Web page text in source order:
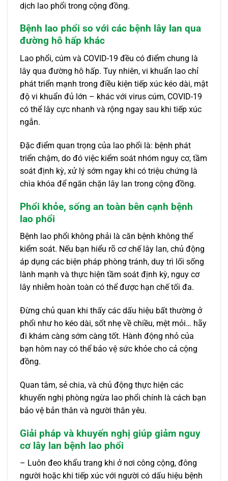
dịch lao phổi trong cộng đồng.
Bệnh lao phổi so với các bệnh lây lan qua
đường hô hấp khác
Lao phổi, cúm và COVID-19 đều có điểm chung là
lây qua đường hô hấp. Tuy nhiên, vi khuẩn lao chỉ
phát triển mạnh trong điều kiện tiếp xúc kéo dài, mật
độ vi khuẩn đủ lớn – khác với virus cúm, COVID-19
có thể lây cực nhanh và rộng ngay sau khi tiếp xúc
ngắn.
Đặc điểm quan trọng của lao phổi là: bệnh phát
triển chậm, do đó việc kiểm soát nhóm nguy cơ, tầm
soát định kỳ, xử lý sớm ngay khi có triệu chứng là
chìa khóa để ngăn chặn lây lan trong cộng đồng.
Phổi khỏe, sống an toàn bên cạnh bệnh
lao phổi
Bệnh lao phổi không phải là căn bệnh không thể
kiểm soát. Nếu bạn hiểu rõ cơ chế lây lan, chủ động
áp dụng các biện pháp phòng tránh, duy trì lối sống
lành mạnh và thực hiện tầm soát định kỳ, nguy cơ
lây nhiễm hoàn toàn có thể được hạn chế tối đa.
Đừng chủ quan khi thấy các dấu hiệu bất thường ở
phổi như ho kéo dài, sốt nhẹ về chiều, mệt mỏi… hãy
đi khám càng sớm càng tốt. Hành động nhỏ của
bạn hôm nay có thể bảo vệ sức khỏe cho cả cộng
đồng.
Quan tâm, sẻ chia, và chủ động thực hiện các
khuyến nghị phòng ngừa lao phổi chính là cách bạn
bảo vệ bản thân và người thân yêu.
Giải pháp và khuyến nghị giúp giảm nguy
cơ lây lan bệnh lao phổi
– Luôn đeo khẩu trang khi ở nơi công cộng, đông
người hoặc khi tiếp xúc với người có dấu hiệu bệnh